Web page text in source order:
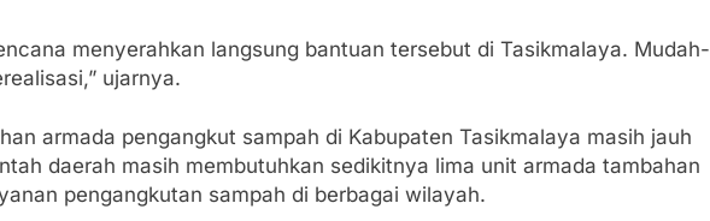
menyerahkan langsung bantuan tersebut di Tasikmalaya. Mudah-
ujarnya.
armada pengangkut sampah di Kabupaten Tasikmalaya masih jauh
daerah masih membutuhkan sedikitnya lima unit armada tambahan
pengangkutan sampah di berbagai wilayah.